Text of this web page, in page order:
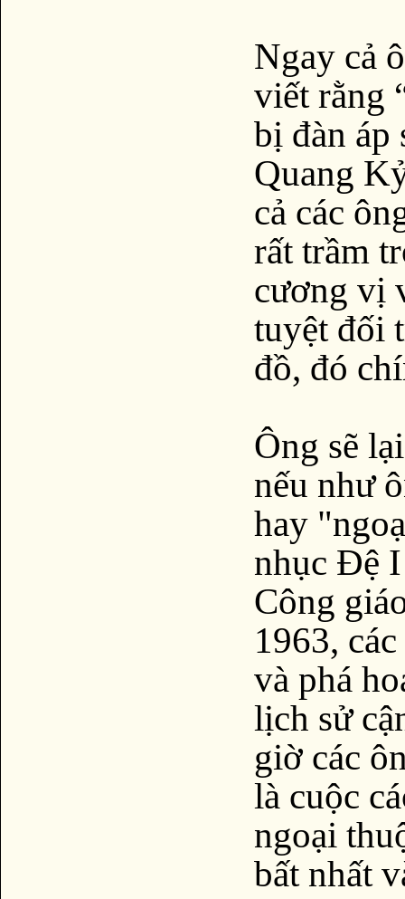
Ngay cả
viết rằng
bị đàn áp
Quang
cả các
rất trầm
cương vị
tuyệt đối
đồ, đó
Ông sẽ
nếu như
hay
nhục Đệ
Công
1963,
và phá
lịch sử
giờ các
là cuộc
ngoại
bất nhất